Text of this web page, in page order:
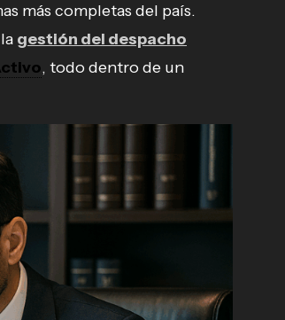
más completas del país.
gestión del despacho
, todo dentro de un